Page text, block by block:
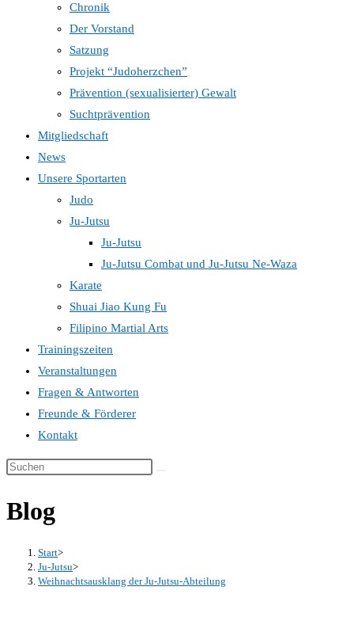
Chronik
Der Vorstand
Satzung
Projekt “Judoherzchen”
Prävention (sexualisierter) Gewalt
Suchtprävention
Mitgliedschaft
News
Unsere Sportarten
Judo
Ju-Jutsu
Ju-Jutsu
Ju-Jutsu Combat und Ju-Jutsu Ne-Waza
Karate
Shuai Jiao Kung Fu
Filipino Martial Arts
Trainingszeiten
Veranstaltungen
Fragen & Antworten
Freunde & Förderer
Kontakt
Blog
Start>
Ju-Jutsu>
Weihnachtsausklang der Ju-Jutsu-Abteilung